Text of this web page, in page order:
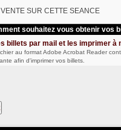
SUR CETTE SEANCE
souhaitez vous obtenir vos
billets par mail et les imprimer à
au format Adobe Acrobat Reader
afin d'imprimer vos billets.